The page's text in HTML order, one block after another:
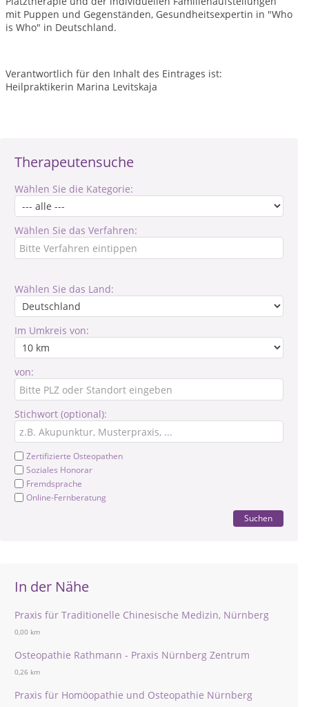
Therapeutensuche
Wählen Sie die Kategorie:
Wählen Sie das Verfahren:
Wählen Sie das Land:
Im Umkreis von:
von:
Stichwort (optional):
Zertifizierte Osteopathen
Soziales Honorar
Fremdsprache
Online-Fernberatung
Suchen
In der Nähe
Praxis für Traditionelle Chinesische Medizin, Nürnberg
0,00 km
Osteopathie Rathmann - Praxis Nürnberg Zentrum
0,26 km
Praxis für Homöopathie und Osteopathie Nürnberg
mit Puppen und Gegenständen, Gesundheitsexpertin in "Who
is Who" in Deutschland.
Verantwortlich für den Inhalt des Eintrages ist:
Heilpraktikerin Marina Levitskaja